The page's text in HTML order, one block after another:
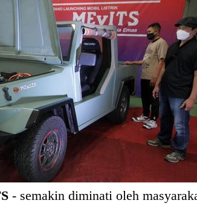
- semakin diminati oleh